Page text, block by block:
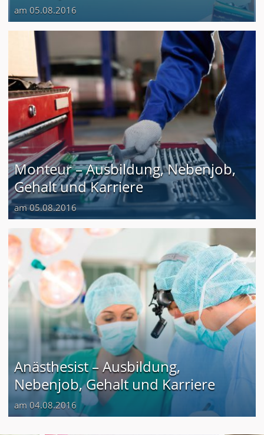
am 05.08.2016
Monteur – Ausbildung, Nebenjob,
Gehalt und Karriere
am 05.08.2016
Anästhesist – Ausbildung,
Nebenjob, Gehalt und Karriere
am 04.08.2016